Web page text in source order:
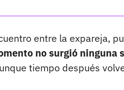
entre la expareja,
no surgió ninguna
tiempo después